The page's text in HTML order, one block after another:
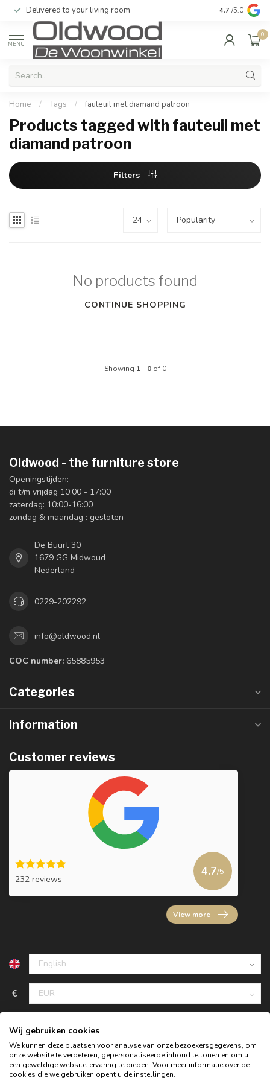
Delivered to your living room Quality &
4.7 /5.0
MENU
0
Home / Tags / fauteuil met diamand patroon
Products tagged with fauteuil met
diamand patroon
Filters
No products found
CONTINUE SHOPPING
Showing 1- 0of 0
Oldwood - the furniture store
Openingstijden:
di t/m vrijdag 10:00 - 17:00
zaterdag: 10:00-16:00
zondag & maandag : gesloten
De Buurt 30
1679 GG Midwoud
Nederland
0229-202292
info@oldwood.nl
COC number: 65885953
Categories
Information
Customer reviews
232 reviews
4.7/5
View more
€
Wij gebruiken cookies
We kunnen deze plaatsen voor analyse van onze bezoekersgegevens, om
onze website te verbeteren, gepersonaliseerde inhoud te tonen en om u
een geweldige website-ervaring te bieden. Voor meer informatie over de
cookies die we gebruiken opent u de instellingen.